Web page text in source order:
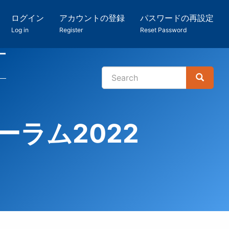
ログイン
Log in
アカウントの登録
Register
パスワードの再設定
Reset Password
検
Search
Search
ラム2022